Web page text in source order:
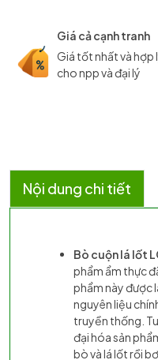
Giá cả cạnh tranh
Giá tốt nhất và hợp
cho npp và đại lý
Nội dung chi tiết
Bò cuộn lá lốt
phẩm ẩm thực
phẩm này được
nguyên liệu
truyền thống.
đại hóa sản
bò và lá lốt rồi